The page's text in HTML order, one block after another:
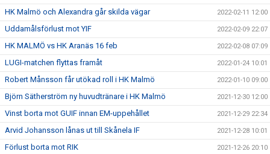
HK Malmö och Alexandra går skilda vägar 2022-02-11 12:00
Uddamålsförlust mot YIF 2022-02-09 22:07
HK MALMÖ vs HK Aranäs 16 feb 2022-02-08 07:09
LUGI-matchen flyttas framåt 2022-01-24 10:01
Robert Månsson får utökad roll i HK Malmö 2022-01-10 09:00
Björn Sätherström ny huvudtränare i HK Malmö 2021-12-30 12:00
Vinst borta mot GUIF innan EM-uppehållet 2021-12-29 22:34
Arvid Johansson lånas ut till Skånela IF 2021-12-28 10:01
Förlust borta mot RIK 2021-12-26 20:10